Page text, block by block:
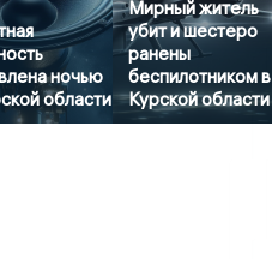
ночью
области
Мирный житель
убит и шестеро
ранены
беспилотником в
Курской области